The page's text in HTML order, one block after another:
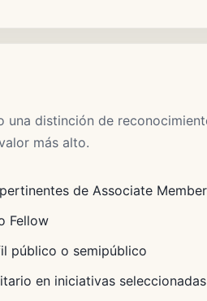
una distinción de
más alto.
de Associate Member
Fellow
público o semipúblico
en iniciativas seleccionadas